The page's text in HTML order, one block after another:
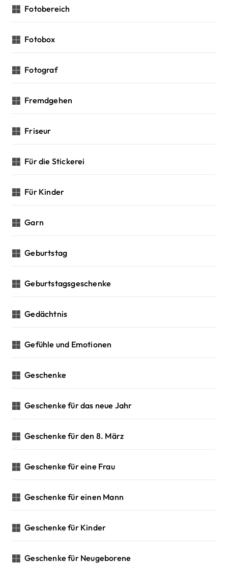
Fotobereich
Fotobox
Fotograf
Fremdgehen
Friseur
Für die Stickerei
Für Kinder
Garn
Geburtstag
Geburtstagsgeschenke
Gedächtnis
Gefühle und Emotionen
Geschenke
Geschenke für das neue Jahr
Geschenke für den 8. März
Geschenke für eine Frau
Geschenke für einen Mann
Geschenke für Kinder
Geschenke für Neugeborene